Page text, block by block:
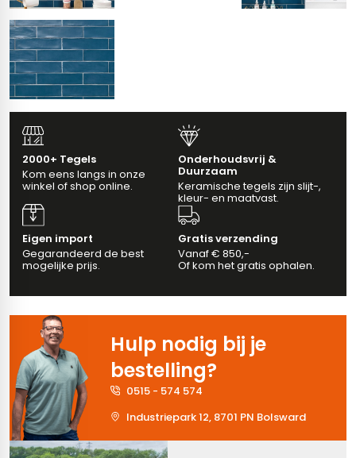
2000+ Tegels
Kom eens langs in onze
winkel of shop online.
Onderhoudsvrij &
Duurzaam
Keramische tegels zijn slijt-,
kleur- en maatvast.
Eigen import
Gegarandeerd de best
mogelijke prijs.
Gratis verzending
Vanaf € 850,-
Of kom het gratis ophalen.
Hulp nodig bij je
bestelling?
0515 - 574 574
Industriepark 12, 8701 PN Bolsward